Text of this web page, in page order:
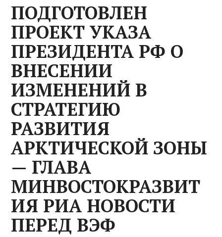
ПОДГОТОВЛЕН
ПРОЕКТ УКАЗА
ПРЕЗИДЕНТА РФ О
ВНЕСЕНИИ
ИЗМЕНЕНИЙ В
СТРАТЕГИЮ
РАЗВИТИЯ
АРКТИЧЕСКОЙ ЗОНЫ
— ГЛАВА
МИНВОСТОКРАЗВИТ
ИЯ РИА НОВОСТИ
ПЕРЕД ВЭФ